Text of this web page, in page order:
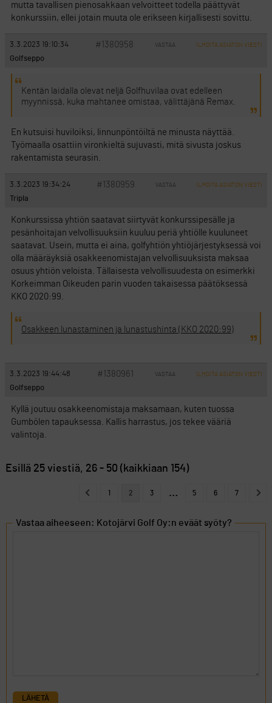
mutta tavallisen pienosakkaan velvoitteet todella päättyvät
konkurssiin, ellei jotain muuta ole erikseen kirjallisesti sovittu.
3.3.2023 19:10:34 #1380958 VASTAA ILMOITA ASIATON VIESTI
Golfseppo
Kentän laidalla olevat neljä Golfhuvilaa ovat edelleen
myynnissä, kuka mahtanee omistaa, välittäjänä Remax.
En kutsuisi huviloiksi, linnunpöntöiltä ne minusta näyttää.
Työmaalla osattiin vironkieltä sujuvasti, mitä sivusta joskus
rakentamista seurasin.
3.3.2023 19:34:24 #1380959 VASTAA ILMOITA ASIATON VIESTI
Tripla
Konkurssissa yhtiön saatavat siirtyvät konkurssipesälle ja
pesänhoitajan velvollisuuksiin kuuluu periä yhtiölle kuuluneet
saatavat. Usein, mutta ei aina, golfyhtiön yhtiöjärjestyksessä voi
olla määräyksiä osakkeenomistajan velvollisuuksista maksaa
osuus yhtiön veloista. Tällaisesta velvollisuudesta on esimerkki
Korkeimman Oikeuden parin vuoden takaisessa päätöksessä
KKO 2020:99.
Osakkeen lunastaminen ja lunastushinta (KKO 2020:99)
3.3.2023 19:44:48 #1380961 VASTAA ILMOITA ASIATON VIESTI
Golfseppo
Kyllä joutuu osakkeenomistaja maksamaan, kuten tuossa
Gumbölen tapauksessa. Kallis harrastus, jos tekee vääriä
valintoja.
Esillä 25 viestiä, 26 - 50 (kaikkiaan 154)
1 2 3 … 5 6 7
Vastaa aiheeseen: Kotojärvi Golf Oy:n eväät syöty?
LÄHETÄ